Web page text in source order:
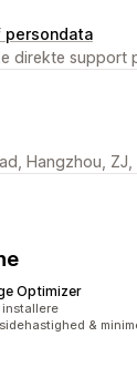
direkte support
Hangzhou, ZJ,
Optimizer
installere
&